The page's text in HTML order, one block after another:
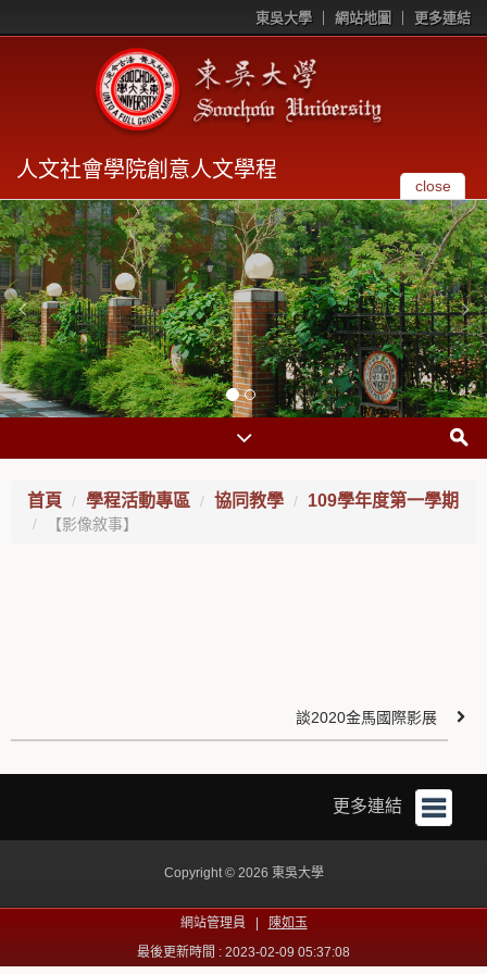
東吳大學 網站地圖 更多連結
人文社會學院創意人文學程
close
首頁 學程活動專區 協同教學 109學年度第一學期
【影像敘事】
談2020金馬國際影展
更多連結
Copyright © 2026 東吳大學
網站管理員 |
陳如玉
最後更新時間 : 2023-02-09 05:37:08